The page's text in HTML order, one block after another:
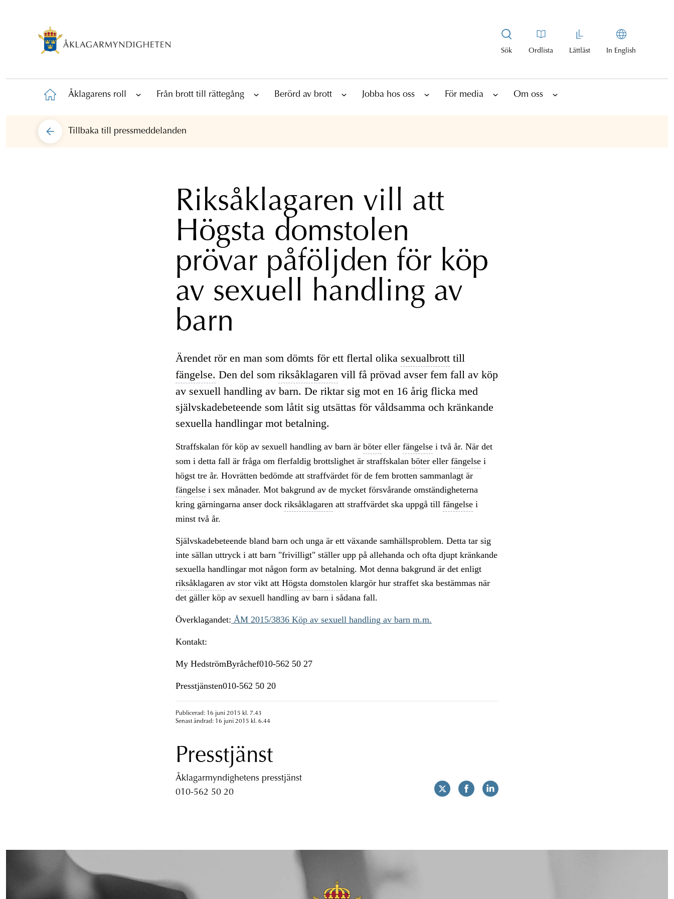
Sök Ordlista Lättläst In English
Åklagarens roll Från brott till rättegång Berörd av brott Jobba hos oss För media Om oss
Tillbaka till pressmeddelanden
Riksåklagaren vill att
Högsta domstolen
prövar påföljden för köp
av sexuell handling av
barn
Ärendet rör en man som dömts för ett flertal olika sexualbrotttill
fängelse. Den del som riksåklagaren vill få prövad avser fem fall av köp
av sexuell handling av barn. De riktar sig mot en 16 årig flicka med
självskadebeteende som låtit sig utsättas för våldsamma och kränkande
sexuella handlingar mot betalning.
Straffskalan för köp av sexuell handling av barn är bötereller fängelsei två år. När det
som i detta fall är fråga om flerfaldig brottslighet är straffskalan bötereller fängelsei
högst tre år. Hovrätten bedömde att straffvärdet för de fem brotten sammanlagt är
fängelsei sex månader. Mot bakgrund av de mycket försvårande omständigheterna
kring gärningarna anser dock riksåklagaren att straffvärdet ska uppgå till fängelsei
minst två år.
Självskadebeteende bland barn och unga är ett växande samhällsproblem. Detta tar sig
inte sällan uttryck i att barn "frivilligt" ställer upp på allehanda och ofta djupt kränkande
sexuella handlingar mot någon form av betalning. Mot denna bakgrund är det enligt
riksåklagaren av stor vikt att Högsta domstolen klargör hur straffet ska bestämmas när
det gäller köp av sexuell handling av barn i sådana fall.
Överklagandet: ÅM 2015/3836 Köp av sexuell handling av barn m.m.
Kontakt:
My HedströmByråchef010-562 50 27
Presstjänsten010-562 50 20
Publicerad: 16 juni 2015 kl. 7.43
Senast ändrad: 16 juni 2015 kl. 6.44
Presstjänst
Åklagarmyndighetens presstjänst
010-562 50 20